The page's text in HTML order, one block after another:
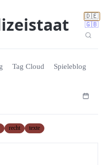
🇩🇪
🇬🇧
Tag Cloud Spieleblog
recht texte